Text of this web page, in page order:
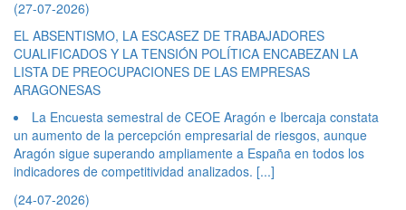
(27-07-2026)
EL ABSENTISMO, LA ESCASEZ DE TRABAJADORES
CUALIFICADOS Y LA TENSIÓN POLÍTICA ENCABEZAN LA
LISTA DE PREOCUPACIONES DE LAS EMPRESAS
ARAGONESAS
La Encuesta semestral de CEOE Aragón e Ibercaja constata
un aumento de la percepción empresarial de riesgos, aunque
Aragón sigue superando ampliamente a España en todos los
indicadores de competitividad analizados. [...]
(24-07-2026)